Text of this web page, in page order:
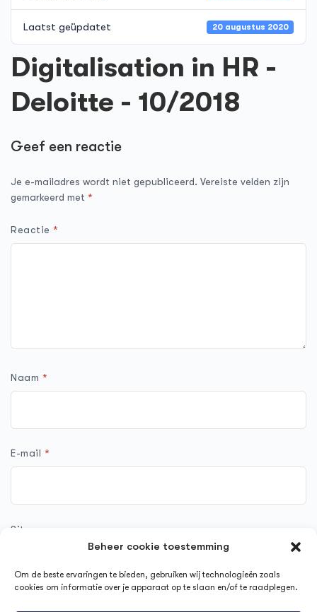
Beheer cookie toestemming
Om de beste ervaringen te bieden, gebruiken wij technologieën zoals
cookies om informatie over je apparaat op te slaan en/of te raadplegen.
Laatst geüpdatet 20 augustus 2020
Digitalisation in HR -
Deloitte - 10/2018
Geef een reactie
Je e-mailadres wordt niet gepubliceerd. Vereiste velden zijn
gemarkeerd met *
Reactie*
Naam *
E-mail *
Site